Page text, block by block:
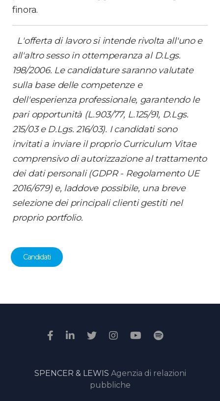
finora.
L'offerta di lavoro si intende rivolta all'uno e
all'altro sesso in ottemperanza al D.Lgs.
198/2006. Le candidature saranno valutate
sulla base delle competenze e
dell'esperienza professionale, garantendo le
pari opportunità (L.903/77, L.125/91, D.Lgs.
215/03 e D.Lgs. 216/03). I candidati sono
invitati a inviare il proprio Curriculum Vitae
comprensivo di autorizzazione al trattamento
dei dati personali (GDPR - Regolamento UE
2016/679) e, laddove possibile, una breve
selezione dei principali clienti gestiti nel
proprio portfolio.
Candidati
SPENCER & LEWIS Agenzia di relazioni
pubbliche